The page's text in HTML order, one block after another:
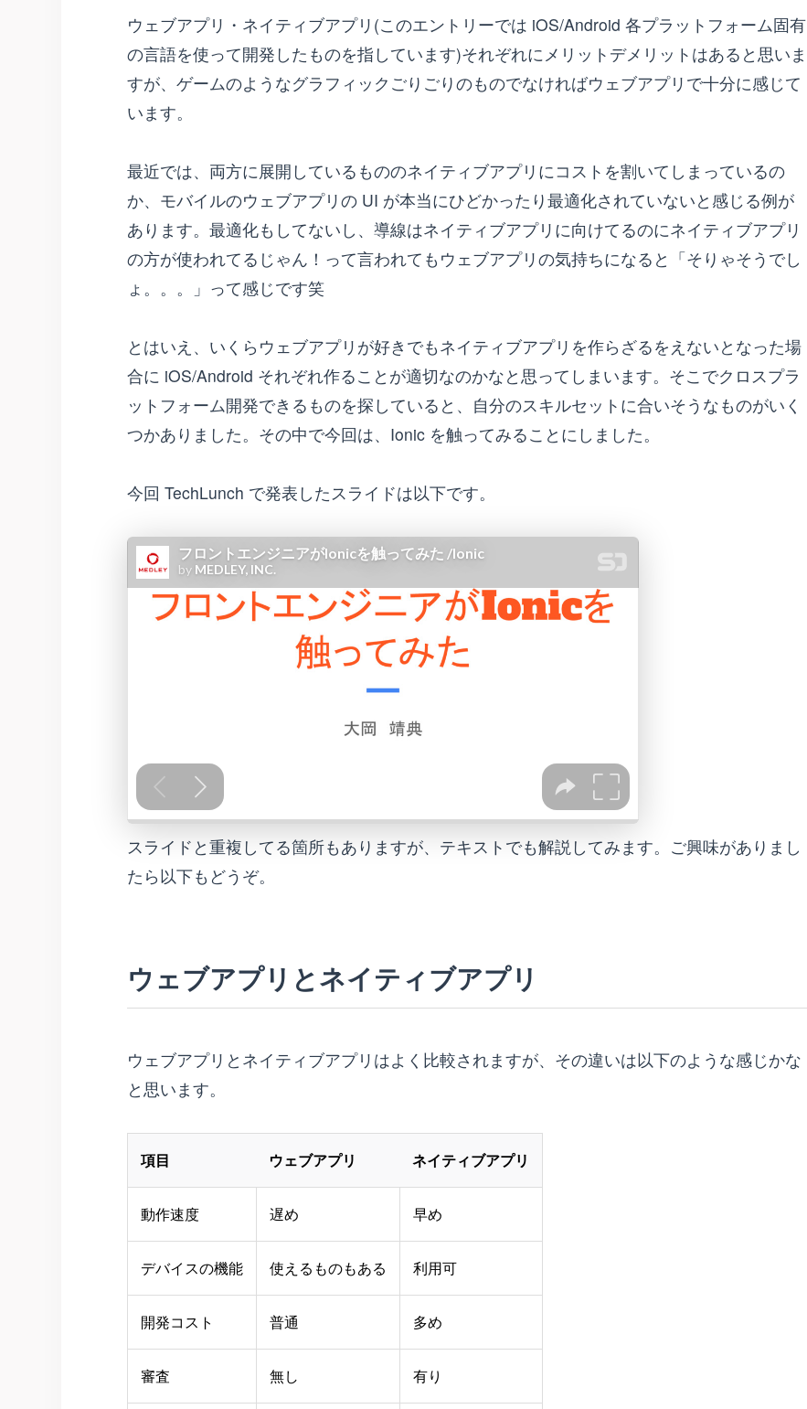
ウェブアプリ・ネイティブアプリ(このエントリーでは iOS/Android 各プラットフォーム固有
の言語を使って開発したものを指しています)それぞれにメリットデメリットはあると思いま
すが、ゲームのようなグラフィックごりごりのものでなければウェブアプリで十分に感じて
います。
最近では、両方に展開しているもののネイティブアプリにコストを割いてしまっているの
か、モバイルのウェブアプリの UI が本当にひどかったり最適化されていないと感じる例が
あります。最適化もしてないし、導線はネイティブアプリに向けてるのにネイティブアプリ
の方が使われてるじゃん！って言われてもウェブアプリの気持ちになると「そりゃそうでし
ょ。。。」って感じです笑
とはいえ、いくらウェブアプリが好きでもネイティブアプリを作らざるをえないとなった場
合に iOS/Android それぞれ作ることが適切なのかなと思ってしまいます。そこでクロスプラ
ットフォーム開発できるものを探していると、自分のスキルセットに合いそうなものがいく
つかありました。その中で今回は、Ionic を触ってみることにしました。
今回 TechLunch で発表したスライドは以下です。
スライドと重複してる箇所もありますが、テキストでも解説してみます。ご興味がありまし
たら以下もどうぞ。
ウェブアプリとネイティブアプリ
ウェブアプリとネイティブアプリはよく比較されますが、その違いは以下のような感じかな
と思います。
項目 ウェブアプリ ネイティブアプリ
動作速度 遅め 早め
デバイスの機能 使えるものもある 利用可
開発コスト 普通 多め
審査 無し 有り